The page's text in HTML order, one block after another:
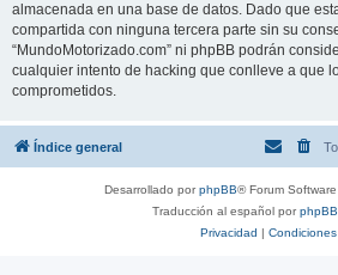
almacenada en una base de datos. Dado que
compartida con ninguna tercera parte sin su
“MundoMotorizado.com” ni phpBB podrán
cualquier intento de hacking que conlleve a que
comprometidos.
Índice general
Desarrollado porphpBB® Forum
Traducción al español por
Privacidad | Condiciones